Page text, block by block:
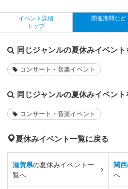
イベント詳細
トップ
開催期間など
同じジャンルの夏休みイベント
コンサート・音楽イベント
同じジャンルの夏休みイベント
コンサート・音楽イベント
夏休みイベント一覧に戻る
滋賀県の夏休みイベント一
覧へ
関西
へ